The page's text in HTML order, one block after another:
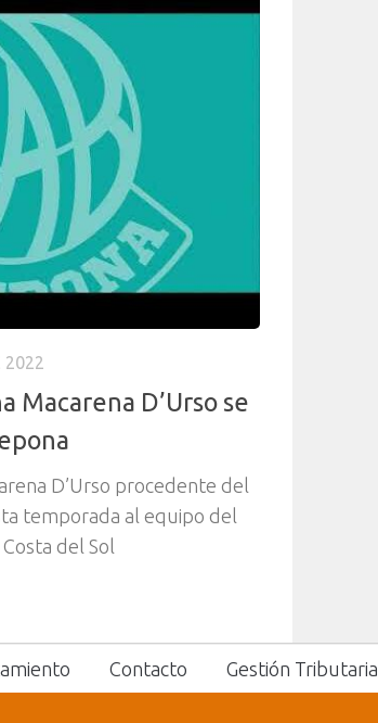
2022
Macarena D’Urso se
D’Urso procedente del
temporada al equipo del
del Sol
Contacto Gestión Tributaria